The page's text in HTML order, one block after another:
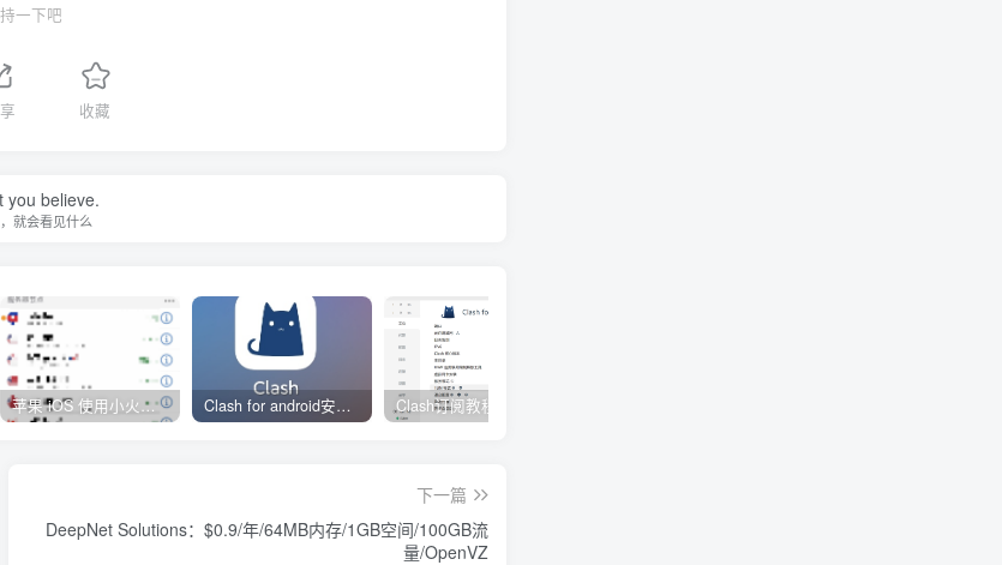
一下吧
收藏
you believe.
就会看见什么
苹果 iOS 使用小火箭(shadowrocket)新手教程 Clash for android安卓客户端保姆级新手使用教程
下一篇
DeepNet Solutions：$0.9/年/64MB内存/1GB空间/100GB流
量/OpenVZ